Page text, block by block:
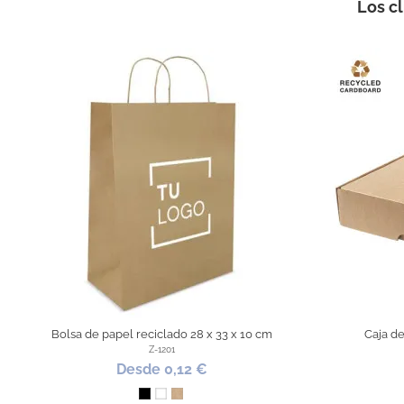
Los
Bolsa de papel reciclado 28 x 33 x 10 cm
Z-1201
Desde 0,12 €
Negro
Blanco
Kraft
Caja